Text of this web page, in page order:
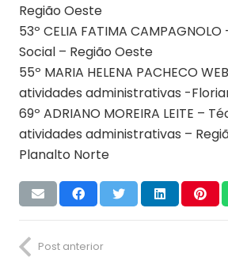
Região Oeste
53º CELIA FATIMA
Social – Região Oeste
55º MARIA HELENA PACHECO
atividades administrativas -
69º ADRIANO MOREIRA LEITE –
atividades administrativas –
Planalto Norte
Post anterior